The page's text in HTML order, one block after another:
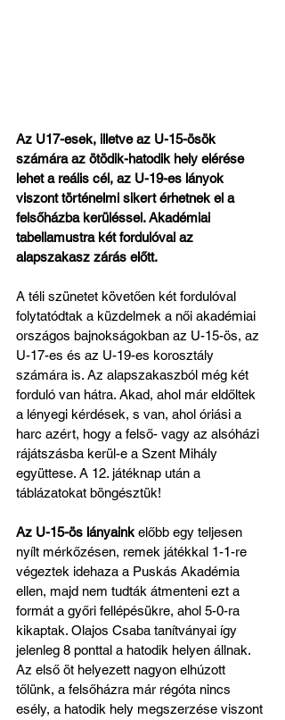
Az U17-esek, illetve az U-15-ösök
számára az ötödik-hatodik hely elérése
lehet a reális cél, az U-19-es lányok
viszont történelmi sikert érhetnek el a
felsőházba kerüléssel. Akadémiai
tabellamustra két fordulóval az
alapszakasz zárás előtt.
A téli szünetet követően két fordulóval
folytatódtak a küzdelmek a női akadémiai
országos bajnokságokban az U-15-ös, az
U-17-es és az U-19-es korosztály
számára is. Az alapszakaszból még két
forduló van hátra. Akad, ahol már eldőltek
a lényegi kérdések, s van, ahol óriási a
harc azért, hogy a felső- vagy az alsóházi
rájátszásba kerül-e a Szent Mihály
együttese. A 12. játéknap után a
táblázatokat böngésztük!
Az U-15-ös lányaink előbb egy teljesen
nyílt mérkőzésen, remek játékkal 1-1-re
végeztek idehaza a Puskás Akadémia
ellen, majd nem tudták átmenteni ezt a
formát a győri fellépésükre, ahol 5-0-ra
kikaptak. Olajos Csaba tanítványai így
jelenleg 8 ponttal a hatodik helyen állnak.
Az első öt helyezett nagyon elhúzott
tőlünk, a felsőházra már régóta nincs
esély, a hatodik hely megszerzése viszont